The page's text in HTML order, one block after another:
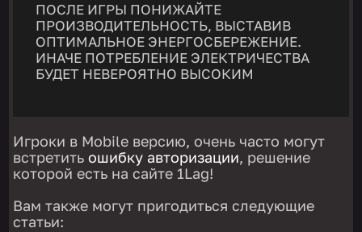
ПОСЛЕ ИГРЫ ПОНИЖАЙТЕ
ПРОИЗВОДИТЕЛЬНОСТЬ, ВЫСТАВИВ
ОПТИМАЛЬНОЕ ЭНЕРГОСБЕРЕЖЕНИЕ.
ИНАЧЕ ПОТРЕБЛЕНИЕ ЭЛЕКТРИЧЕСТВА
БУДЕТ НЕВЕРОЯТНО ВЫСОКИМ
Игроки в Mobile версию, очень часто могут
встретитьошибку авторизации, решение
которой есть на сайте 1Lag!
Вам также могут пригодиться следующие
статьи: